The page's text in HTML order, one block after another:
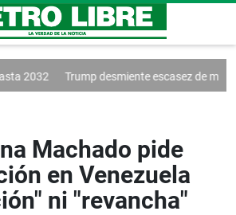
2032 Trump desmiente escasez de
Machado pide
en Venezuela
ni "revancha"